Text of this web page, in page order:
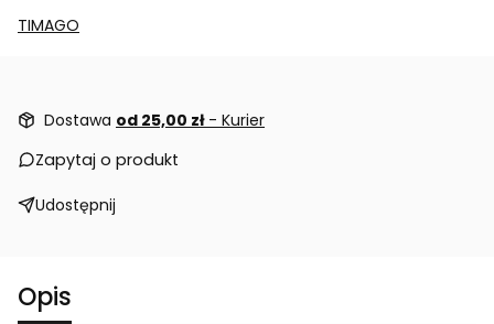
TIMAGO
Dostawa od 25,00 zł - Kurier
Zapytaj o produkt
Udostępnij
Opis